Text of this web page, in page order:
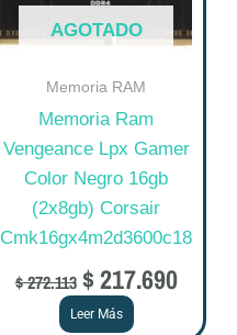
AGOTADO
Memoria RAM
Memoria Ram
Vengeance Lpx Gamer
Color Negro 16gb
(2x8gb) Corsair
Cmk16gx4m2d3600c18
$272.113 $217.690
Leer Más